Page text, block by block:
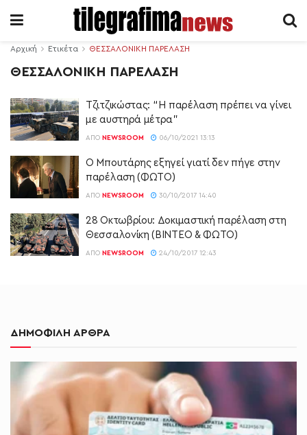
Αρχική Ετικέτα ΘΕΣΣΑΛΟΝΙΚΗ ΠΑΡΕΛΑΣΗ
ΘΕΣΣΑΛΟΝΙΚΗ ΠΑΡΕΛΑΣΗ
Τζιτζικώστας: “Η παρέλαση πρέπει να γίνει
με αυστηρά μέτρα”
ΑΠΌ NEWSROOM 06/10/2021 13:13
Ο Μπουτάρης εξηγεί γιατί δεν πήγε στην
παρέλαση (ΦΩΤΟ)
ΑΠΌ NEWSROOM 30/10/2017 14:40
28 Οκτωβρίου: Δοκιμαστική παρέλαση στη
Θεσσαλονίκη (ΒΙΝΤΕΟ & ΦΩΤΟ)
ΑΠΌ NEWSROOM 24/10/2017 12:43
ΔΗΜΟΦΙΛΗ ΑΡΘΡΑ